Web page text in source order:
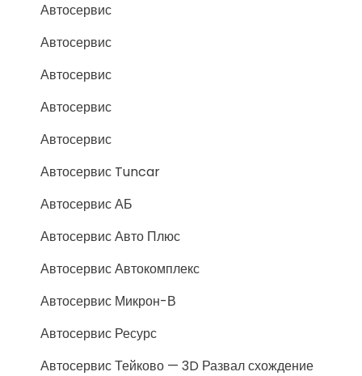
Автосервис
Автосервис
Автосервис
Автосервис
Автосервис
Автосервис Tuncar
Автосервис АБ
Автосервис Авто Плюс
Автосервис Автокомплекс
Автосервис Микрон-В
Автосервис Ресурс
Автосервис Тейково — 3D Развал схождение